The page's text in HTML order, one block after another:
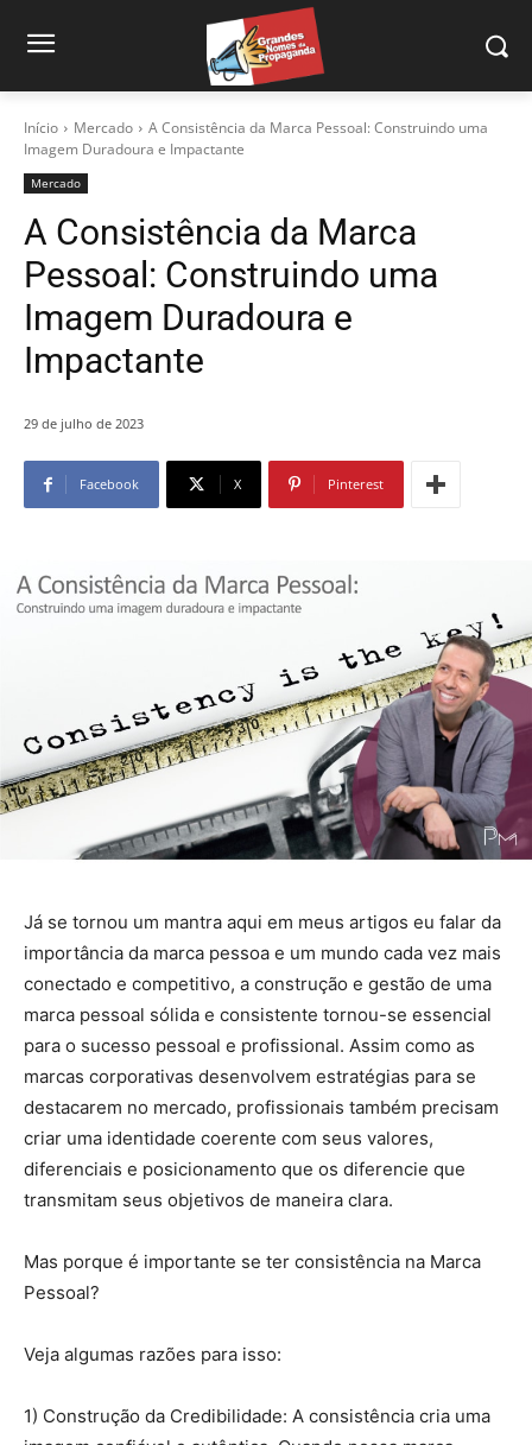
Início Mercado
A Consistência da Marca Pessoal: Construindo uma
Imagem Duradoura e Impactante
Mercado
A Consistência da Marca
Pessoal: Construindo uma
Imagem Duradoura e
Impactante
29 de julho de 2023
Facebook X Pinterest
Já se tornou um mantra aqui em meus artigos eu falar da
importância da marca pessoa e um mundo cada vez mais
conectado e competitivo, a construção e gestão de uma
marca pessoal sólida e consistente tornou-se essencial
para o sucesso pessoal e profissional. Assim como as
marcas corporativas desenvolvem estratégias para se
destacarem no mercado, profissionais também precisam
criar uma identidade coerente com seus valores,
diferenciais e posicionamento que os diferencie que
transmitam seus objetivos de maneira clara.
Mas porque é importante se ter consistência na Marca
Pessoal?
Veja algumas razões para isso:
1) Construção da Credibilidade: A consistência cria uma